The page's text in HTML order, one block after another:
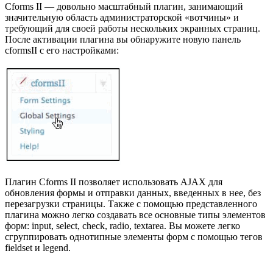
Cforms II — довольно масштабный плагин, занимающий
значительную область администраторской «вотчины» и
требующий для своей работы нескольких экранных страниц.
После активации плагина вы обнаружите новую панель
cformsII с его настройками:
Плагин Cforms II позволяет использовать AJAX для
обновления формы и отправки данных, введенных в нее, без
перезагрузки страницы. Также с помощью представленного
плагина можно легко создавать все основные типы элементов
форм: input, select, check, radio, textarea. Вы можете легко
сгруппировать однотипные элементы форм с помощью тегов
fieldset и legend.